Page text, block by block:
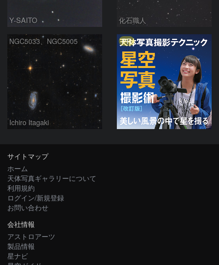
Y-SAITO 化石職人
NGC5033、NGC5005
Ichiro Itagaki
PR
サイトマップ
ホーム
天体写真ギャラリーについて
利用規約
ログイン/新規登録
お問い合わせ
会社情報
アストロアーツ
製品情報
星ナビ